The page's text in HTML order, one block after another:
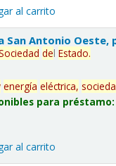
al carrito
Antonio Oeste,
delEstado.
energía eléctrica,
para
al carrito